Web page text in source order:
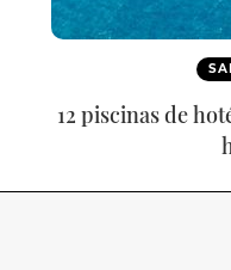
12 piscinas de